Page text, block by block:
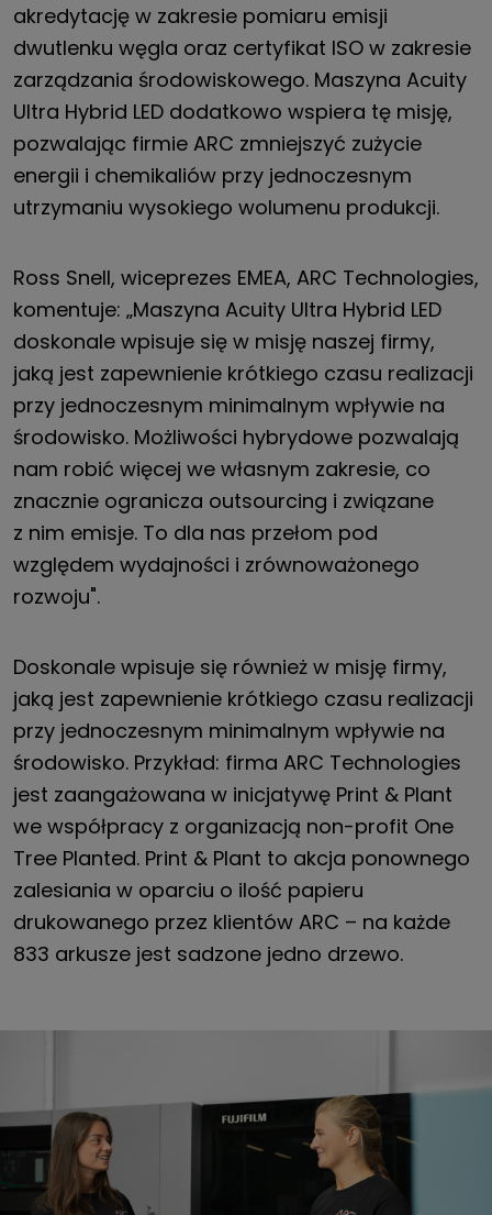
akredytację w zakresie pomiaru emisji
dwutlenku węgla oraz certyfikat ISO w zakresie
zarządzania środowiskowego. Maszyna Acuity
Ultra Hybrid LED dodatkowo wspiera tę misję,
pozwalając firmie ARC zmniejszyć zużycie
energii i chemikaliów przy jednoczesnym
utrzymaniu wysokiego wolumenu produkcji.
Ross Snell, wiceprezes EMEA, ARC Technologies,
komentuje: „Maszyna Acuity Ultra Hybrid LED
doskonale wpisuje się w misję naszej firmy,
jaką jest zapewnienie krótkiego czasu realizacji
przy jednoczesnym minimalnym wpływie na
środowisko. Możliwości hybrydowe pozwalają
nam robić więcej we własnym zakresie, co
znacznie ogranicza outsourcing i związane
z nim emisje. To dla nas przełom pod
względem wydajności i zrównoważonego
rozwoju".
Doskonale wpisuje się również w misję firmy,
jaką jest zapewnienie krótkiego czasu realizacji
przy jednoczesnym minimalnym wpływie na
środowisko. Przykład: firma ARC Technologies
jest zaangażowana w inicjatywę Print & Plant
we współpracy z organizacją non-profit One
Tree Planted. Print & Plant to akcja ponownego
zalesiania w oparciu o ilość papieru
drukowanego przez klientów ARC – na każde
833 arkusze jest sadzone jedno drzewo.